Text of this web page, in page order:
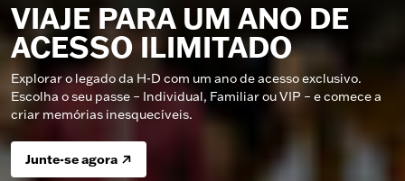
VIAJE PARA UM ANO DE
ACESSO ILIMITADO
Explorar o legado da H-D com um ano de acesso exclusivo.
Escolha o seu passe – Individual, Familiar ou VIP – e comece a
criar memórias inesquecíveis.
Junte-se agora